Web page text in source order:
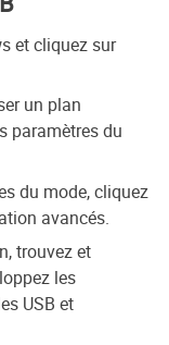
et cliquez sur
un plan
paramètres du
du mode, cliquez
avancés.
trouvez et
les
USB et